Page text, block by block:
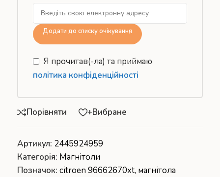
Додати до списку очікування
Я прочитав(-ла) та приймаю
політика конфіденційності
Порівняти +Вибране
Артикул: 2445924959
Категорія: Магнітоли
Позначок: citroen 96662670xt, магнітола